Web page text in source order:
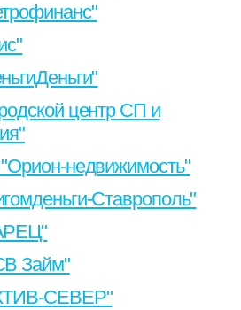
центр СП и
недвижимость"
Ставрополь"
Займ"
СЕВЕР"